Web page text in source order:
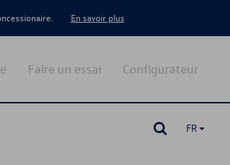
En savoir plus
Configurateur
Faire un essai
FR